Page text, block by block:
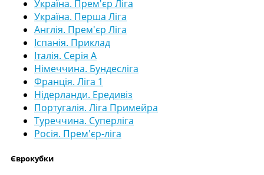
Україна. Прем'єр Ліга
Україна. Перша Ліга
Англія. Прем'єр Ліга
Іспанія. Приклад
Італія. Серія А
Німеччина. Бундесліга
Франція. Ліга 1
Нідерланди. Ередивіз
Португалія. Ліга Примейра
Туреччина. Суперліга
Росія. Прем'єр-ліга
Єврокубки